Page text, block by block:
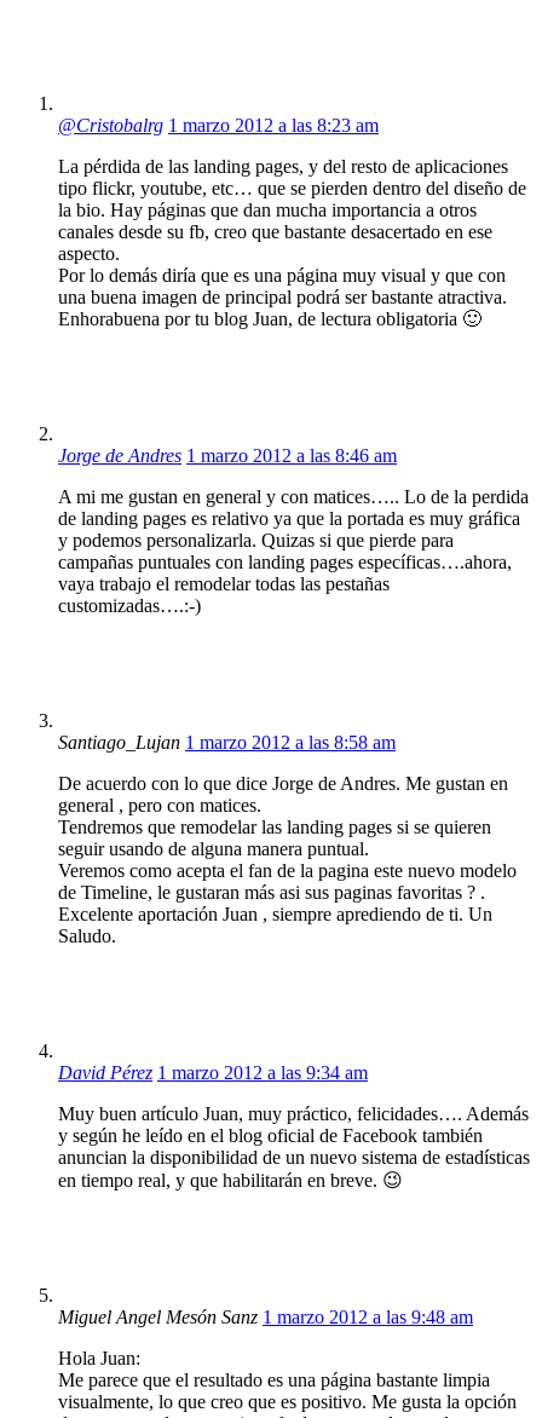
@Cristobalrg 1 marzo 2012 a las 8:23 am
La pérdida de las landing pages, y del resto de aplicaciones
tipo flickr, youtube, etc… que se pierden dentro del diseño de
la bio. Hay páginas que dan mucha importancia a otros
canales desde su fb, creo que bastante desacertado en ese
aspecto.
Por lo demás diría que es una página muy visual y que con
una buena imagen de principal podrá ser bastante atractiva.
Enhorabuena por tu blog Juan, de lectura obligatoria 🙂
Jorge de Andres 1 marzo 2012 a las 8:46 am
A mi me gustan en general y con matices….. Lo de la perdida
de landing pages es relativo ya que la portada es muy gráfica
y podemos personalizarla. Quizas si que pierde para
campañas puntuales con landing pages específicas….ahora,
vaya trabajo el remodelar todas las pestañas
customizadas….:-)
Santiago_Lujan 1 marzo 2012 a las 8:58 am
De acuerdo con lo que dice Jorge de Andres. Me gustan en
general , pero con matices.
Tendremos que remodelar las landing pages si se quieren
seguir usando de alguna manera puntual.
Veremos como acepta el fan de la pagina este nuevo modelo
de Timeline, le gustaran más asi sus paginas favoritas ? .
Excelente aportación Juan , siempre aprediendo de ti. Un
Saludo.
David Pérez 1 marzo 2012 a las 9:34 am
Muy buen artículo Juan, muy práctico, felicidades…. Además
y según he leído en el blog oficial de Facebook también
anuncian la disponibilidad de un nuevo sistema de estadísticas
en tiempo real, y que habilitarán en breve. 😉
Miguel Angel Mesón Sanz 1 marzo 2012 a las 9:48 am
Hola Juan:
Me parece que el resultado es una página bastante limpia
visualmente, lo que creo que es positivo. Me gusta la opción